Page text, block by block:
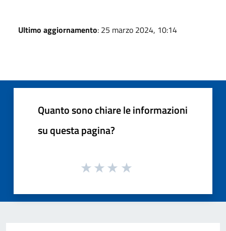
Ultimo aggiornamento: 25 marzo 2024, 10:14
Quanto sono chiare le informazioni
su questa pagina?